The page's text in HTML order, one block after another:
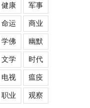
健康 军事
命运 商业
学佛 幽默
文学 时代
电视 瘟疫
职业 观察